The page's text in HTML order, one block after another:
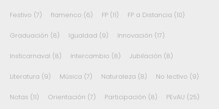
Festivo (7) flamenco (6) FP (11) FP a Distancia (10)
Graduación (8) Igualdad (9) Innovación (17)
Insticarnaval (8) Intercambio (8) Jubilación (8)
Literatura (9) Música (7) Naturaleza (8) No lectivo (9)
Notas (11) Orientación (7) Participación (8) PEvAU (25)